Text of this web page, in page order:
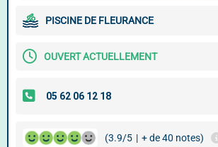
PISCINE DE FLEURANCE
OUVERT ACTUELLEMENT
(3.9/5 | + de 40 notes)